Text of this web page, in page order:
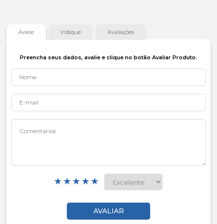
Avalie Indique Avaliações
Preencha seus dados, avalie e clique no botão Avaliar Produto.